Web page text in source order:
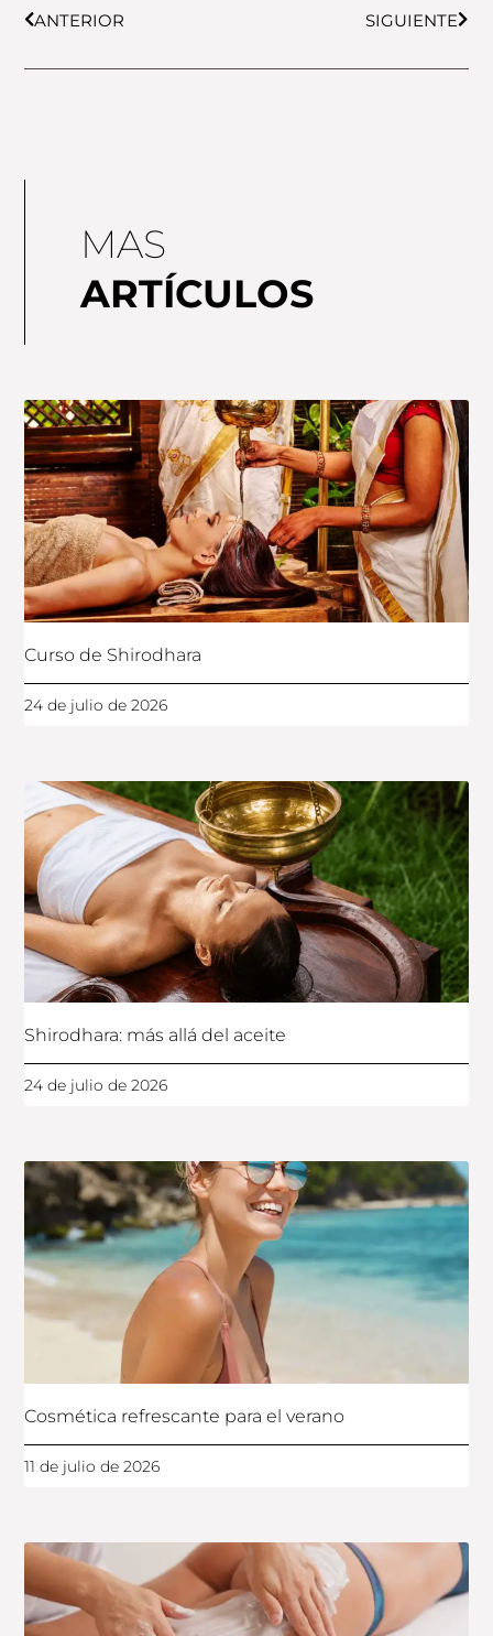
ANTERIOR
SIGUIENTE
MAS
ARTÍCULOS
Curso de Shirodhara
24 de julio de 2026
Shirodhara: más allá del aceite
24 de julio de 2026
Cosmética refrescante para el verano
11 de julio de 2026